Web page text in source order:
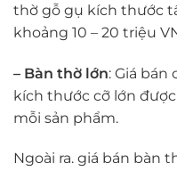
thờ gỗ gụ kích thước
khoảng 10 – 20 triệu
– Bàn thờ lớn: Giá bán
kích thước cỡ lớn
mỗi sản phẩm.
Ngoài ra. giá bán bàn